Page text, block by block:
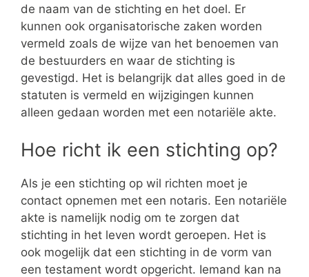
de naam van de stichting en het doel. Er
kunnen ook organisatorische zaken worden
vermeld zoals de wijze van het benoemen van
de bestuurders en waar de stichting is
gevestigd. Het is belangrijk dat alles goed in de
statuten is vermeld en wijzigingen kunnen
alleen gedaan worden met een notariële akte.
Hoe richt ik een stichting op?
Als je een stichting op wil richten moet je
contact opnemen met een notaris. Een notariële
akte is namelijk nodig om te zorgen dat
stichting in het leven wordt geroepen. Het is
ook mogelijk dat een stichting in de vorm van
een testament wordt opgericht. Iemand kan na